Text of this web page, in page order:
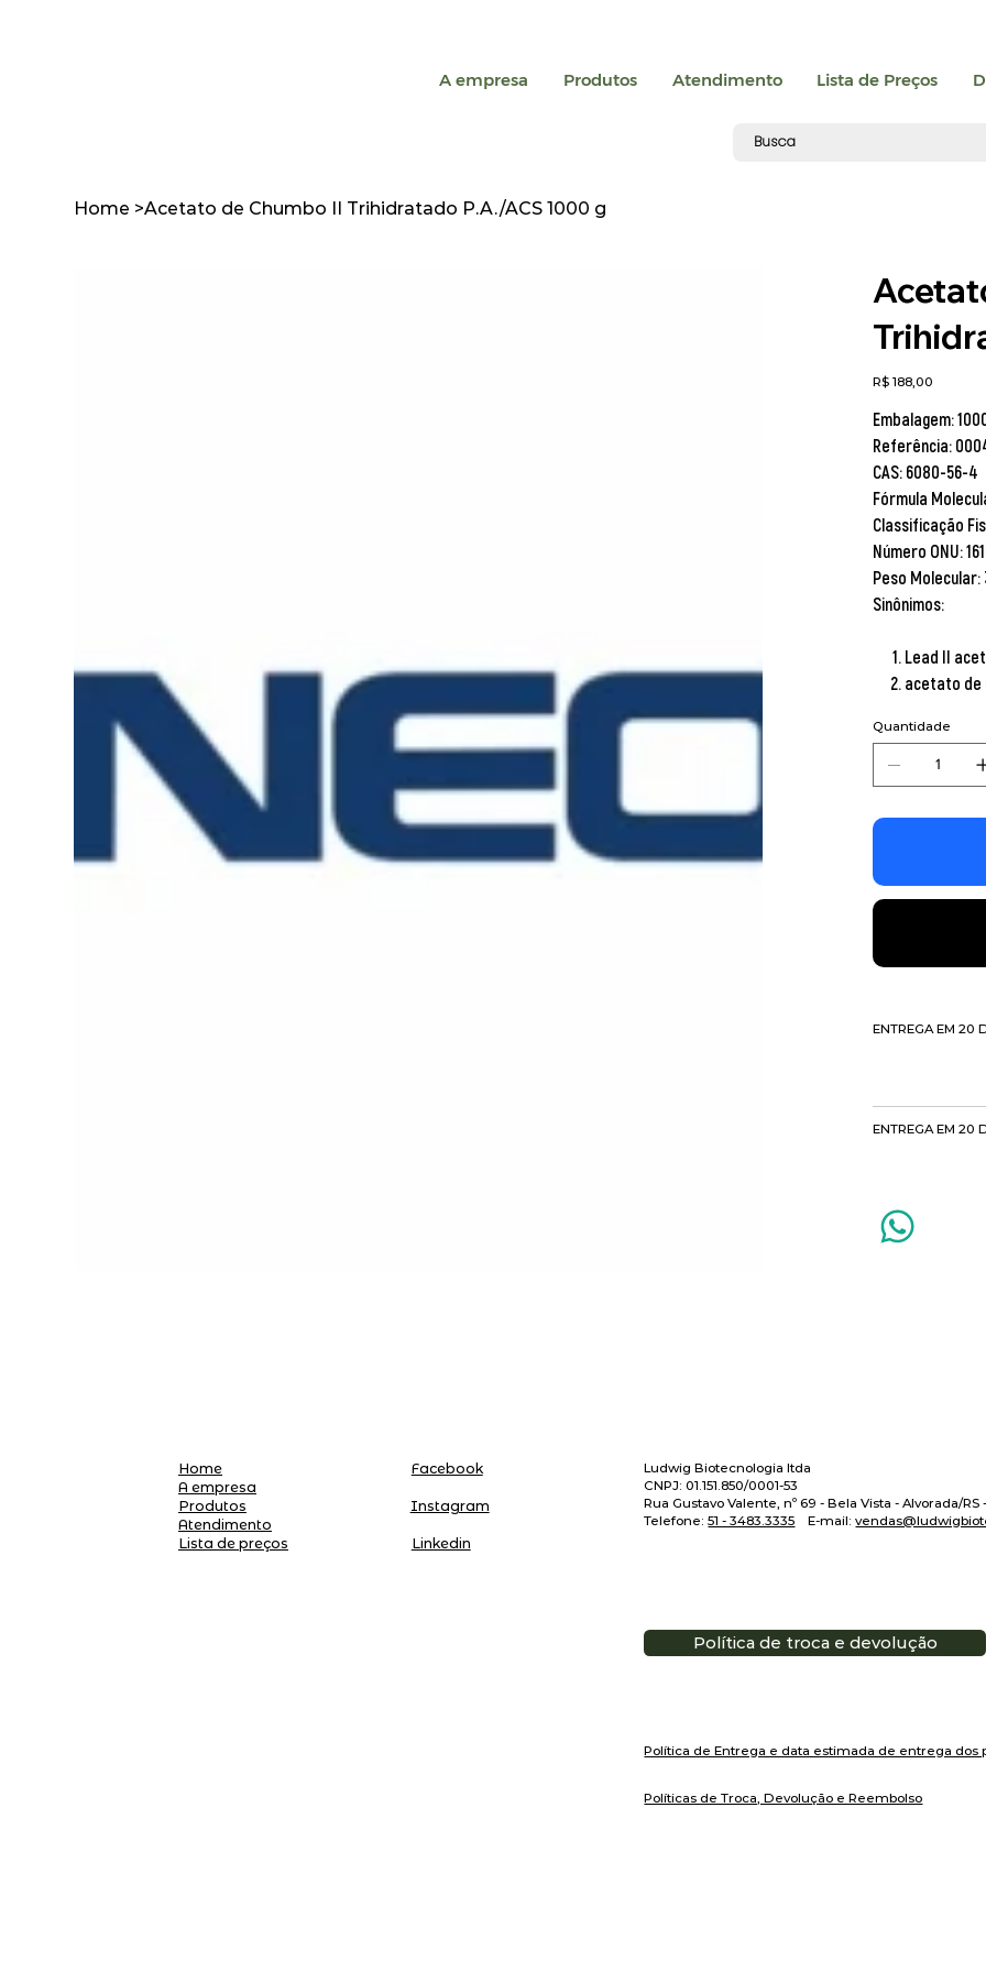
A empresa Produtos Atendimento Lista de Preços
Home >Acetato de Chumbo II Trihidratado P.A./ACS 1000 g
Preço
R$ 188,00
Embalagem:
Referência:
CAS: 6080-56-4
Fórmula
Classificação
Número ONU:
Peso Molecular:
Sinônimos:
Lead II
acetato de
Quantidade
ENTREGA EM 20
ENTREGA EM 20
Política de Entrega e data estimada de entrega dos
Políticas de Troca, Devolução e Reembolso
Facebook
Ludwig Biotecnologia ltda
CNPJ: 01.151.850/0001-53
Rua Gustavo Valente, nº 69 - Bela Vista - Alvorada/RS
Telefone:51 - 3483.3335 E-mail:
Home
A empresa
Produtos
Atendimento
Lista de preços
Instagram
Linkedin
Política de troca e devolução